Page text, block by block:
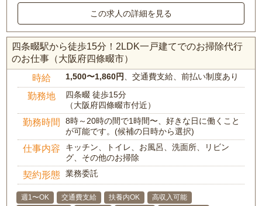
この求人の詳細を見る
四条畷駅から徒歩15分！2LDK一戸建てでのお掃除代行
のお仕事（大阪府四條畷市）
時給 1,500〜1,860円 、交通費支給、前払い制度あり
勤務地
四条畷 徒歩15分
（大阪府四條畷市付近）
勤務時間
8時～20時の間で1時間〜、好きな日に働くこと
が可能です。(候補の日時から選択)
仕事内容
キッチン、トイレ、お風呂、洗面所、リビン
グ、その他のお掃除
契約形態 業務委託
週1〜OK 交通費支給 扶養内OK
高収入可能